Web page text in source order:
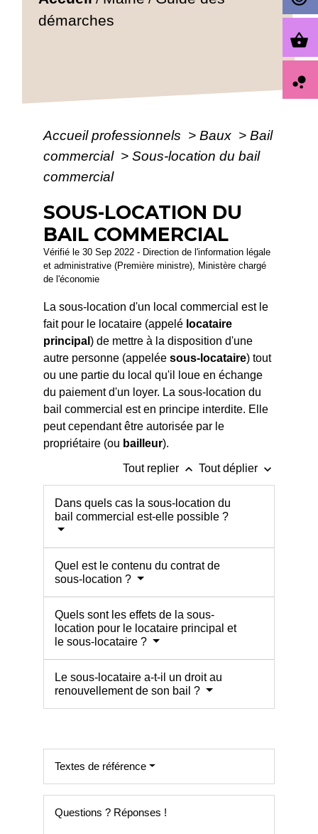
démarches
Accueil professionnels > Baux > Bail
commercial > Sous-location du bail
commercial
SOUS-LOCATION DU
BAIL COMMERCIAL
Vérifié le 30 Sep 2022 - Direction de l'information légale
et administrative (Première ministre), Ministère chargé
de l'économie
La sous-location d'un local commercial est le
fait pour le locataire (appelé locataire
principal) de mettre à la disposition d'une
autre personne (appeléesous-locataire) tout
ou une partie du local qu'il loue en échange
du paiement d'un loyer. La sous-location du
bail commercial est en principe interdite. Elle
peut cependant être autorisée par le
propriétaire (ou bailleur).
Tout replier keyboard_arrow_up Tout déplier keyboard_arrow_down
Dans quels cas la sous-location du
bail commercial est-elle possible ?
Quel est le contenu du contrat de
sous-location ?
Quels sont les effets de la sous-
location pour le locataire principal et
le sous-locataire ?
Le sous-locataire a-t-il un droit au
renouvellement de son bail ?
Textes de référence
Questions ? Réponses !
shopping_basket
bubble_chart